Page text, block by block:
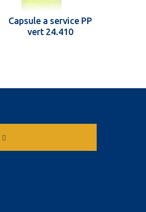
Capsule a service PP
vert 24.410